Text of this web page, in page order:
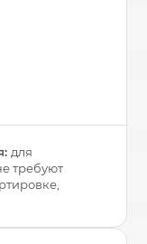
для
требуют